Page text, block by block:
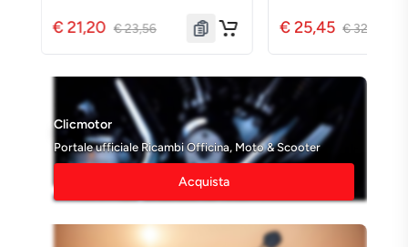
€ 25,45 € 32,39 € 21,20 € 23,56
Clicmotor
Portale ufficiale Ricambi Officina, Moto & Scooter
Acquista